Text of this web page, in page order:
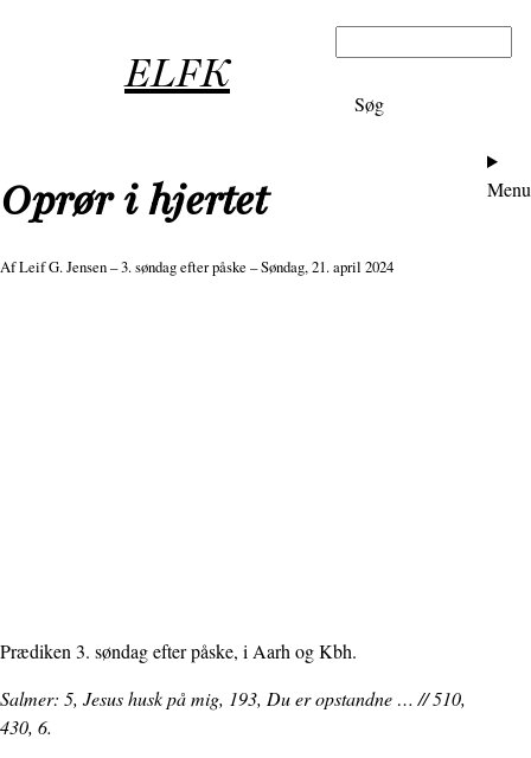
ELFK
Søg
Oprør i hjertet
AfLeif G. Jensen– 3. søndag efter påske – Søndag, 21. april 2024
Prædiken 3. søndag efter påske, i Aarh og Kbh.
Salmer: 5, Jesus husk på mig, 193, Du er opstandne … // 510,
430, 6.
Menu